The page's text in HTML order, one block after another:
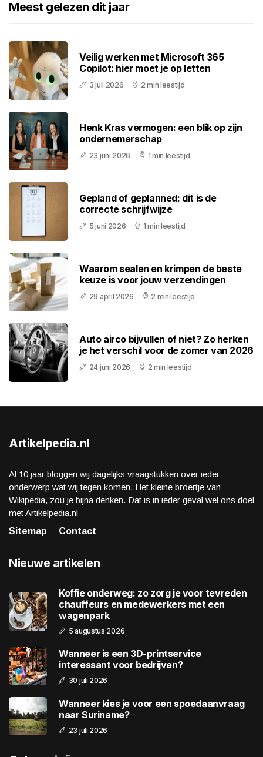
Meest gelezen dit jaar
Veilig werken met Microsoft 365
Copilot: hier moet je op letten
3 juli 2026 2 min leestijd
Henk Kras vermogen: een blik op zijn
ondernemerschap
23 juni 2026 1 min leestijd
Gepland of geplanned: dit is de
correcte schrijfwijze
5 juni 2026 1 min leestijd
Waarom sealen en krimpen de beste
keuze is voor jouw verzendingen
29 april 2026 2 min leestijd
Auto airco bijvullen of niet? Zo herken
je het verschil voor de zomer van 2026
24 juni 2026 2 min leestijd
Artikelpedia.nl
Al 10 jaar bloggen wij dagelijks vraagstukken over ieder
onderwerp wat wij tegen komen. Het kleine broertje van
Wikipedia, zou je bijna denken. Dat is in ieder geval wel ons doel
met Artikelpedia.nl
Sitemap
Contact
Nieuwe artikelen
Koffie onderweg: zo zorg je voor tevreden
chauffeurs en medewerkers met een
wagenpark
5 augustus 2026
Wanneer is een 3D-printservice
interessant voor bedrijven?
30 juli 2026
Wanneer kies je voor een spoedaanvraag
naar Suriname?
23 juli 2026